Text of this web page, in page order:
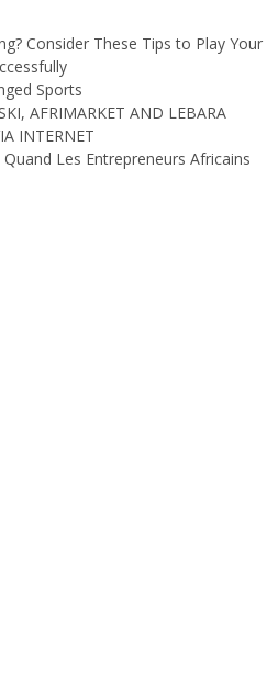
Consider These Tips to Play Your
Sports
AFRIMARKET AND LEBARA
INTERNET
Les Entrepreneurs Africains